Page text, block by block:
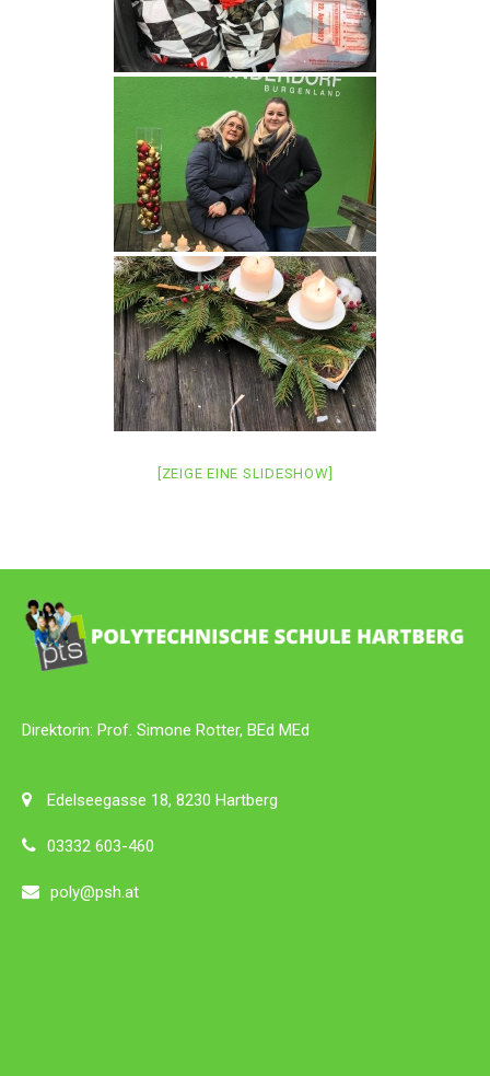
[ZEIGE EINE SLIDESHOW]
Direktorin: Prof. Simone Rotter, BEd MEd
Edelseegasse 18, 8230 Hartberg
03332 603-460
poly@psh.at